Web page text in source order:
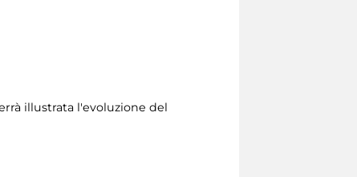
illustrata l'evoluzione del